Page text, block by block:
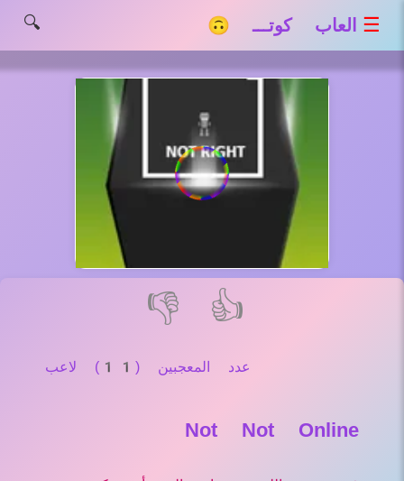
☰ العاب كوتـــ 🙃 🔍
👍
👎
عدد المعجبين (11) لاعب
Not Not Online